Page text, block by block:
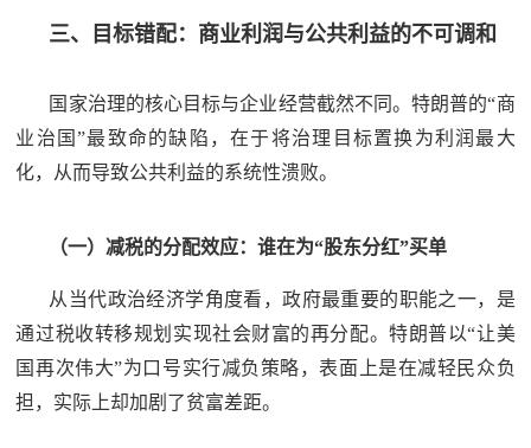
三、目标错配：商业利润与公共利益的不可调和
国家治理的核心目标与企业经营截然不同。特朗普的“商
业治国”最致命的缺陷，在于将治理目标置换为利润最大
化，从而导致公共利益的系统性溃败。
（一）减税的分配效应：谁在为“股东分红”买单
从当代政治经济学角度看，政府最重要的职能之一，是
通过税收转移规划实现社会财富的再分配。特朗普以“让美
国再次伟大”为口号实行减负策略，表面上是在减轻民众负
担，实际上却加剧了贫富差距。